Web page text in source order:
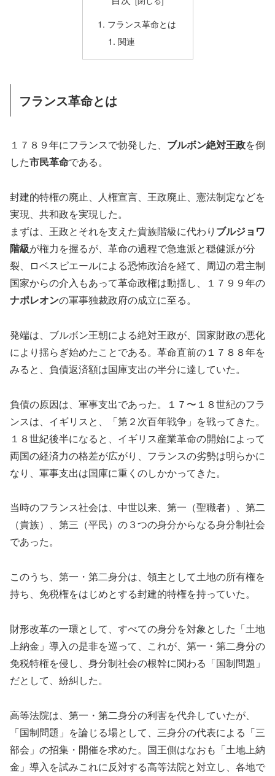
フランス革命とは
関連
フランス革命とは
１７８９年にフランスで勃発した、 ブルボン絶対王政を倒
した市民革命である。
封建的特権の廃止、人権宣言、王政廃止、憲法制定などを
実現、共和政を実現した。
まずは、王政とそれを支えた貴族階級に代わり ブルジョワ
階級が権力を握るが、革命の過程で急進派と穏健派が分
裂、ロベスピエールによる恐怖政治を経て、周辺の君主制
国家からの介入もあって革命政権は動揺し、１７９９年の
ナポレオンの軍事独裁政府の成立に至る。
発端は、ブルボン王朝による絶対王政が、国家財政の悪化
により揺らぎ始めたことである。革命直前の１７８８年を
みると、負債返済額は国庫支出の半分に達していた。
負債の原因は、軍事支出であった。１７〜１８世紀のフラ
ンスは、イギリスと、「第２次百年戦争」を戦ってきた。
１８世紀後半になると、イギリス産業革命の開始によって
両国の経済力の格差が広がり、フランスの劣勢は明らかに
なり、軍事支出は国庫に重くのしかかってきた。
当時のフランス社会は、中世以来、第一（聖職者）、第二
（貴族）、第三（平民）の３つの身分からなる身分制社会
であった。
このうち、第一・第二身分は、領主として土地の所有権を
持ち、免税権をはじめとする封建的特権を持っていた。
財形改革の一環として、すべての身分を対象とした「土地
上納金」導入の是非を巡って、これが、第一・第二身分の
免税特権を侵し、身分制社会の根幹に関わる「国制問題」
だとして、紛糾した。
高等法院は、第一・第二身分の利害を代弁していたが、
「国制問題」を論じる場として、三身分の代表による「三
部会」の招集・開催を求めた。国王側はなおも「土地上納
金」導入を試みこれに反対する高等法院と対立し、各地で